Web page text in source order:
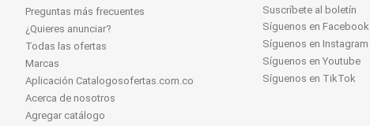
Preguntas más frecuentes
¿Quieres anunciar?
Todas las ofertas
Marcas
Aplicación Catalogosofertas.com.co
Acerca de nosotros
Agregar catálogo
Suscríbete al boletín
Síguenos en Facebook
Síguenos en Instagram
Síguenos en Youtube
Síguenos en TikTok